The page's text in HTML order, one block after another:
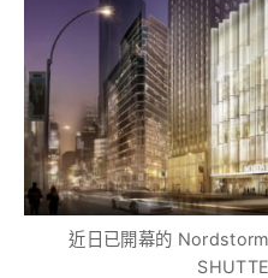
近日已開幕的